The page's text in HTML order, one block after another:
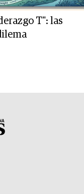
T": las